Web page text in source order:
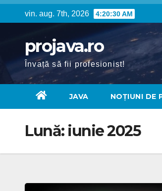
Skip
to
vin. aug. 7th, 2026 4:20:30 AM
projava.ro
Învață să fii profesionist!
JAVA NOȚIUNI DE
Lună: iunie 2025